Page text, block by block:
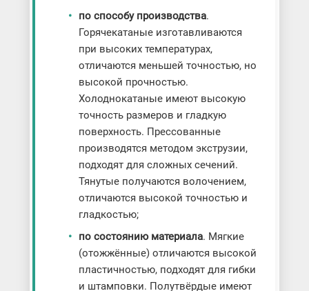
по способу производства.
Горячекатаные изготавливаются
при высоких температурах,
отличаются меньшей точностью, но
высокой прочностью.
Холоднокатаные имеют высокую
точность размеров и гладкую
поверхность. Прессованные
производятся методом экструзии,
подходят для сложных сечений.
Тянутые получаются волочением,
отличаются высокой точностью и
гладкостью;
по состоянию материала. Мягкие
(отожжённые) отличаются высокой
пластичностью, подходят для гибки
и штамповки. Полутвёрдые имеют